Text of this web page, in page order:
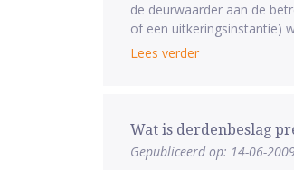
de deurwaarder aan de
of een uitkeringsinstantie)
Lees verder
Wat is derdenbeslag
Gepubliceerd op: 14-06-